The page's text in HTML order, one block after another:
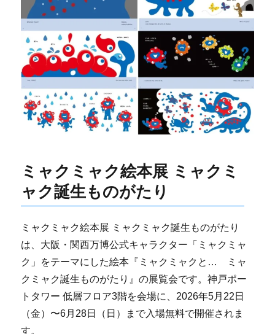
ミャクミャク絵本展 ミャクミ
ャク誕生ものがたり
ミャクミャク絵本展 ミャクミャク誕生ものがたり
は、大阪・関西万博公式キャラクター「ミャクミャ
ク」をテーマにした絵本『ミャクミャクと… ミャ
クミャク誕生ものがたり』の展覧会です。神戸ポー
トタワー 低層フロア3階を会場に、2026年5月22日
（金）〜6月28日（日）まで入場無料で開催されま
す。